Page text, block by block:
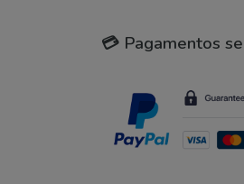
💳 Pagamentos